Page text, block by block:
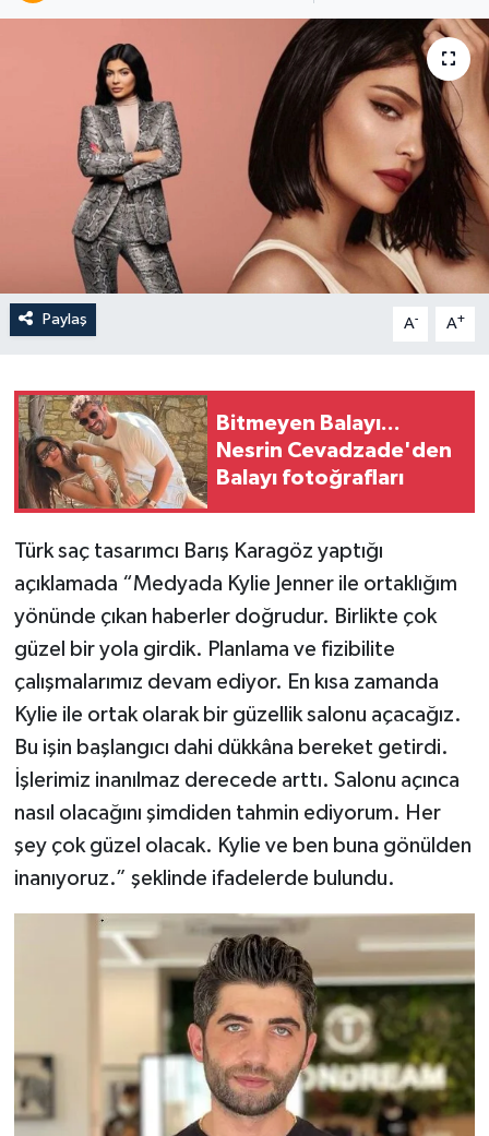
Paylaş A- A+
Bitmeyen Balayı...
Nesrin Cevadzade'den
Balayı fotoğrafları
Türk saç tasarımcı Barış Karagöz yaptığı
açıklamada “Medyada Kylie Jenner ile ortaklığım
yönünde çıkan haberler doğrudur. Birlikte çok
güzel bir yola girdik. Planlama ve fizibilite
çalışmalarımız devam ediyor. En kısa zamanda
Kylie ile ortak olarak bir güzellik salonu açacağız.
Bu işin başlangıcı dahi dükkâna bereket getirdi.
İşlerimiz inanılmaz derecede arttı. Salonu açınca
nasıl olacağını şimdiden tahmin ediyorum. Her
şey çok güzel olacak. Kylie ve ben buna gönülden
inanıyoruz.” şeklinde ifadelerde bulundu.